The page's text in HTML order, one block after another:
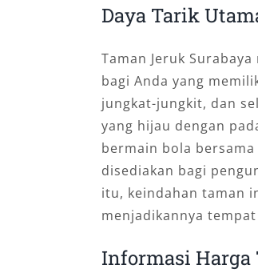
Daya Tarik
Taman Jeruk
bagi Anda yang
jungkat-jungkit, dan
yang hijau dengan
bermain bola
disediakan bagi
itu, keindahan taman
menjadikannya
Informasi Harga